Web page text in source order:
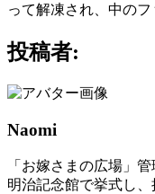
って解凍され、中のフ
投稿者:
Naomi
「お嫁さまの広場」
明治記念館で挙式し